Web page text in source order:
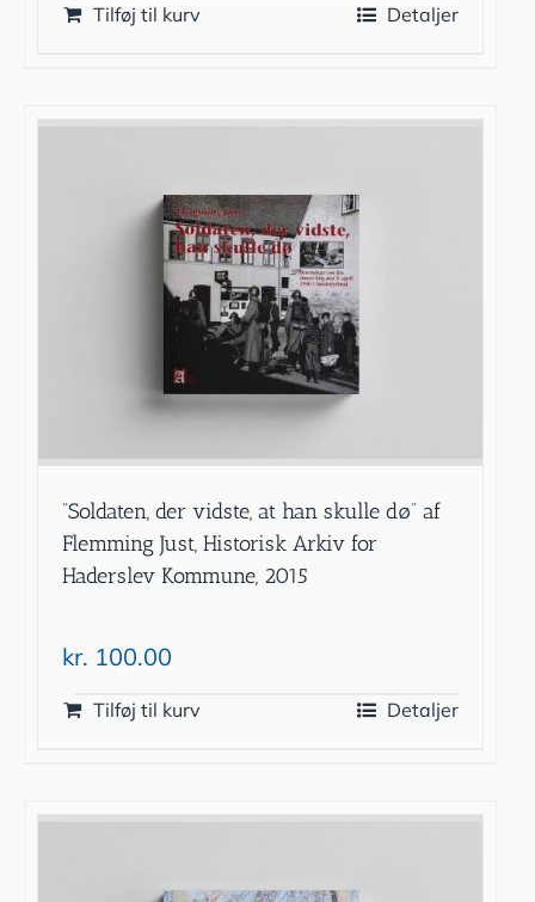
Tilføj til kurv Detaljer
”Soldaten, der vidste, at han skulle dø” af
Flemming Just, Historisk Arkiv for
Haderslev Kommune, 2015
kr. 100.00
Tilføj til kurv Detaljer